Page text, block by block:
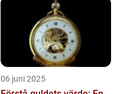
06 juni 2025